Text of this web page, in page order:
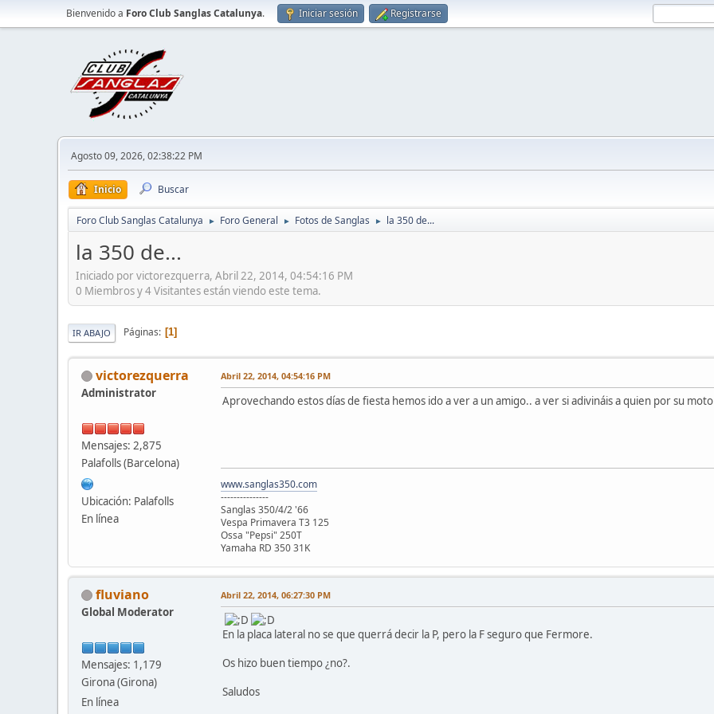
Bienvenido a Foro Club Sanglas Catalunya. Iniciar sesión Registrarse
Agosto 09, 2026, 02:38:22 PM
Inicio Buscar
Foro Club Sanglas Catalunya ► Foro General ► Fotos de Sanglas ► la 350 de...
la 350 de...
Iniciado por victorezquerra, Abril 22, 2014, 04:54:16 PM
0 Miembros y 4 Visitantes están viendo este tema.
IR ABAJO Páginas 1
victorezquerra
Administrator
Mensajes: 2,875
Palafolls (Barcelona)
Ubicación: Palafolls
En línea
Abril 22, 2014, 04:54:16 PM
Aprovechando estos días de fiesta hemos ido a ver a un amigo.. a ver si adivináis a quien por su
www.sanglas350.com
---------------
Sanglas 350/4/2 '66
Vespa Primavera T3 125
Ossa "Pepsi" 250T
Yamaha RD 350 31K
fluviano
Global Moderator
Mensajes: 1,179
Girona (Girona)
En línea
Abril 22, 2014, 06:27:30 PM
En la placa lateral no se que querrá decir la P, pero la F seguro que Fermore.
Os hizo buen tiempo ¿no?.
Saludos